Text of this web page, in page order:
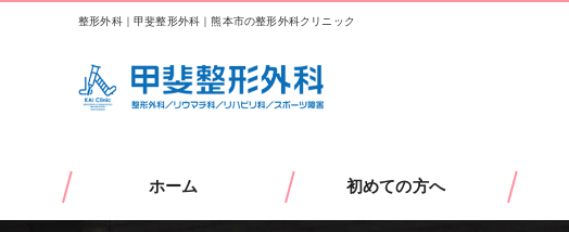
整形外科｜甲斐整形外科｜熊本市の整形外科クリニック
ホーム 初めての方へ